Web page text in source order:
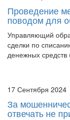
Проведение
поводом для
Управляющий
сделки по
денежных
17 Сентября 2024
За
отвечать не